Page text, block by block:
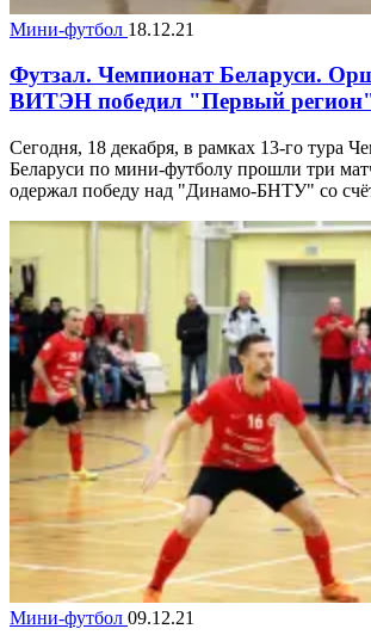
Мини-футбол 18.12.21
Футзал. Чемпионат Беларуси.
ВИТЭН победил "Первый
Сегодня, 18 декабря, в рамках 13-го тура
Беларуси по мини-футболу прошли три
одержал победу над "Динамо-БНТУ" со
Мини-футбол 09.12.21